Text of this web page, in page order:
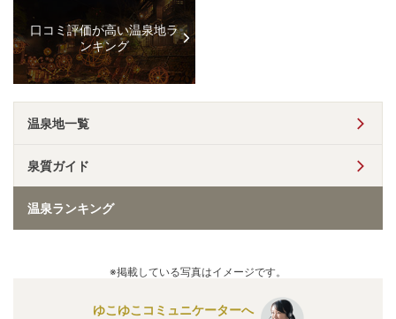
口コミ評価が高い温泉地ラ
ンキング
温泉地一覧
泉質ガイド
温泉ランキング
※掲載している写真はイメージです。
ゆこゆこコミュニケーターへ